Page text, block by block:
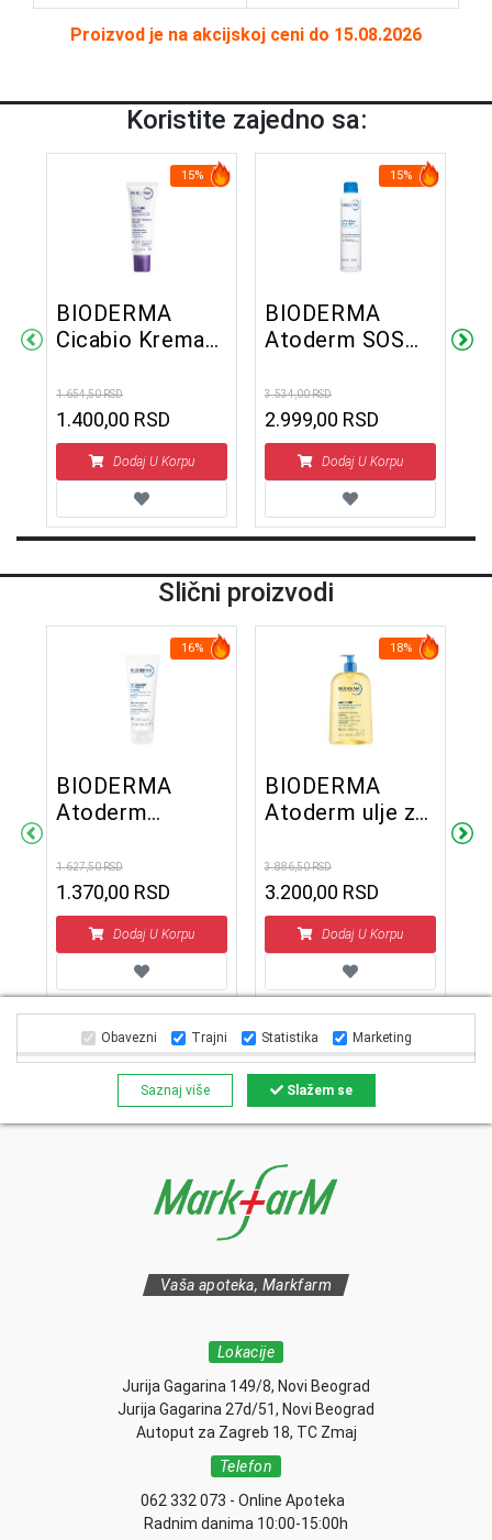
Proizvod je na akcijskoj ceni do 15.08.2026
Koristite zajedno sa:
15%
BIODERMA
Cicabio Krema+
1.654,50 RSD
1.400,00 RSD
Dodaj U Korpu
15%
BIODERMA
Atoderm SOS
svraba kože 200
ml
3.534,00 RSD
2.999,00 RSD
Dodaj U Korpu
Slični proizvodi
16%
BIODERMA
Atoderm
balzam 75 ml
1.627,50 RSD
1.370,00 RSD
Dodaj U Korpu
18%
BIODERMA
Atoderm ulje za
3.886,50 RSD
3.200,00 RSD
Dodaj U Korpu
Vaša apoteka, Markfarm
Lokacije
Jurija Gagarina 149/8, Novi Beograd
Jurija Gagarina 27d/51, Novi Beograd
Autoput za Zagreb 18, TC Zmaj
Telefon
062 332 073 - Online Apoteka
Radnim danima 10:00-15:00h
Obavezni Trajni Statistika Marketing
Saznaj više Slažem se